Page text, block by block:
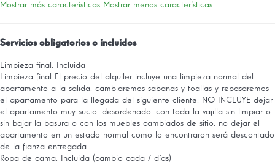
Mostrar más características Mostrar menos características
Servicios obligatorios o incluidos
Limpieza final: Incluida
Limpieza final
El precio del alquiler incluye una limpieza normal del
apartamento a la salida, cambiaremos sabanas y toallas y repasaremos
el apartamento para la llegada del siguiente cliente. NO INCLUYE dejar
el apartamento muy sucio, desordenado, con toda la vajilla sin limpiar o
sin bajar la basura o con los muebles cambiados de sitio. no dejar el
apartamento en un estado normal como lo encontraron será descontado
de la fianza entregada
Ropa de cama: Incluida (cambio cada 7 días)